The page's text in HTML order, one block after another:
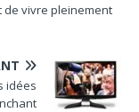
de vivre pleinement
idées